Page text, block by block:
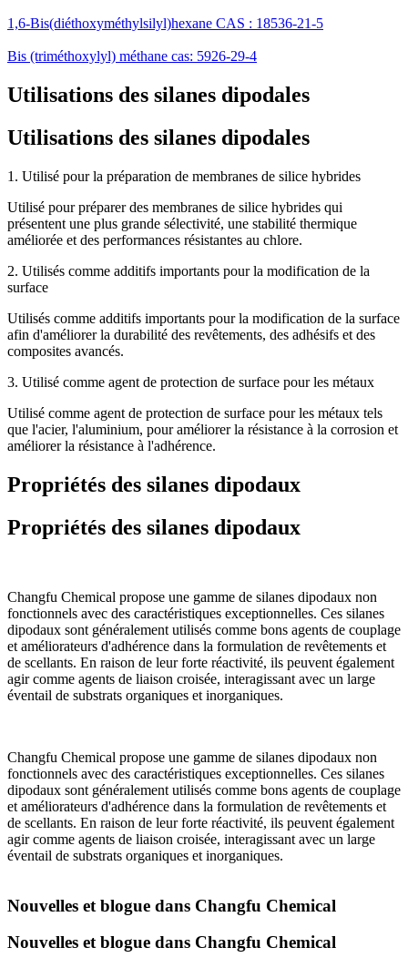
1,6-Bis(diéthoxyméthylsilyl)hexane CAS : 18536-21-5
Bis (triméthoxylyl) méthane cas: 5926-29-4
Utilisations des silanes dipodales
Utilisations des silanes dipodales
1. Utilisé pour la préparation de membranes de silice hybrides
Utilisé pour préparer des membranes de silice hybrides qui
présentent une plus grande sélectivité, une stabilité thermique
améliorée et des performances résistantes au chlore.
2. Utilisés comme additifs importants pour la modification de la
surface
Utilisés comme additifs importants pour la modification de la surface
afin d'améliorer la durabilité des revêtements, des adhésifs et des
composites avancés.
3. Utilisé comme agent de protection de surface pour les métaux
Utilisé comme agent de protection de surface pour les métaux tels
que l'acier, l'aluminium, pour améliorer la résistance à la corrosion et
améliorer la résistance à l'adhérence.
Propriétés des silanes dipodaux
Propriétés des silanes dipodaux
Changfu Chemical propose une gamme de silanes dipodaux non
fonctionnels avec des caractéristiques exceptionnelles. Ces silanes
dipodaux sont généralement utilisés comme bons agents de couplage
et améliorateurs d'adhérence dans la formulation de revêtements et
de scellants. En raison de leur forte réactivité, ils peuvent également
agir comme agents de liaison croisée, interagissant avec un large
éventail de substrats organiques et inorganiques.
Changfu Chemical propose une gamme de silanes dipodaux non
fonctionnels avec des caractéristiques exceptionnelles. Ces silanes
dipodaux sont généralement utilisés comme bons agents de couplage
et améliorateurs d'adhérence dans la formulation de revêtements et
de scellants. En raison de leur forte réactivité, ils peuvent également
agir comme agents de liaison croisée, interagissant avec un large
éventail de substrats organiques et inorganiques.
Nouvelles et blogue dans Changfu Chemical
Nouvelles et blogue dans Changfu Chemical